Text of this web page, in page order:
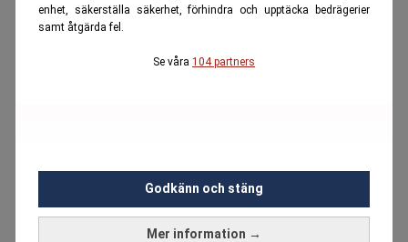
enhet, säkerställa säkerhet, förhindra och upptäcka bedrägerier
samt åtgärda fel.
Se våra 104 partners
Mer information →
Godkänn och stäng